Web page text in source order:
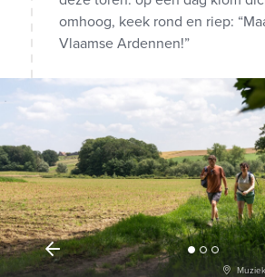
omhoog, keek rond en riep:
Vlaamse Ardennen!”